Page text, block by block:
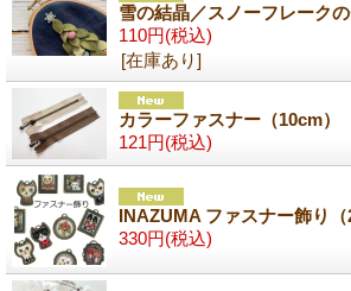
雪の結晶／スノーフレーク
110円(税込)
[在庫あり]
カラーファスナー（10cm）
121円(税込)
INAZUMA ファスナー飾り（
330円(税込)